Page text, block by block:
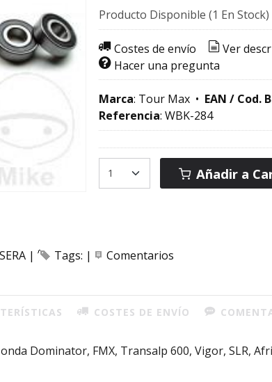
Producto Disponible (1 En Stock)
Costes de envío
Ver
Hacer una pregunta
Marca: Tour Max• EAN / Cod.
Referencia: WBK-284
Añadir a
| Tags: | Comentarios
COSTES DE ENVÍO
Dominator, FMX, Transalp 600, Vigor, SLR,